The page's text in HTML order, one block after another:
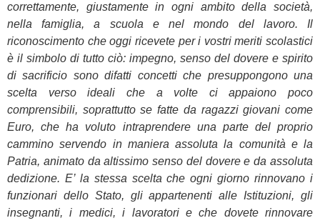
correttamente, giustamente in ogni ambito della società,
nella famiglia, a scuola e nel mondo del lavoro. Il
riconoscimento che oggi ricevete per i vostri meriti scolastici
è il simbolo di tutto ciò: impegno, senso del dovere e spirito
di sacrificio sono difatti concetti che presuppongono una
scelta verso ideali che a volte ci appaiono poco
comprensibili, soprattutto se fatte da ragazzi giovani come
Euro, che ha voluto intraprendere una parte del proprio
cammino servendo in maniera assoluta la comunità e la
Patria, animato da altissimo senso del dovere e da assoluta
dedizione. E’ la stessa scelta che ogni giorno rinnovano i
funzionari dello Stato, gli appartenenti alle Istituzioni, gli
insegnanti, i medici, i lavoratori e che dovete rinnovare